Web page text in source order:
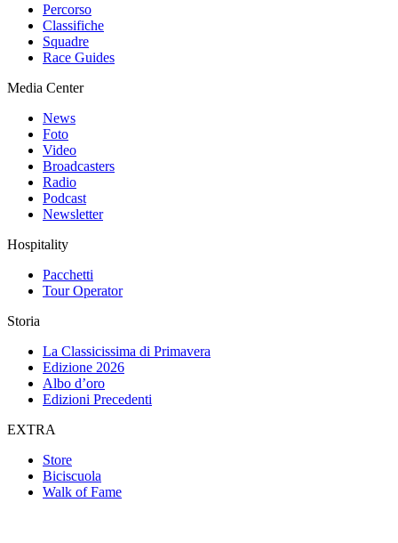
Percorso
Classifiche
Squadre
Race Guides
Media Center
News
Foto
Video
Broadcasters
Radio
Podcast
Newsletter
Hospitality
Pacchetti
Tour Operator
Storia
La Classicissima di Primavera
Edizione 2026
Albo d’oro
Edizioni Precedenti
EXTRA
Store
Biciscuola
Walk of Fame